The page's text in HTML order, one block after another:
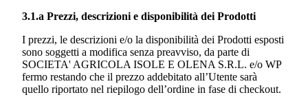
3.1.a Prezzi, descrizioni e disponibilità dei Prodotti
I prezzi, le descrizioni e/o la disponibilità dei Prodotti esposti
sono soggetti a modifica senza preavviso, da parte di
SOCIETA' AGRICOLA ISOLE E OLENA S.R.L. e/o WP
fermo restando che il prezzo addebitato all’Utente sarà
quello riportato nel riepilogo dell’ordine in fase di checkout.